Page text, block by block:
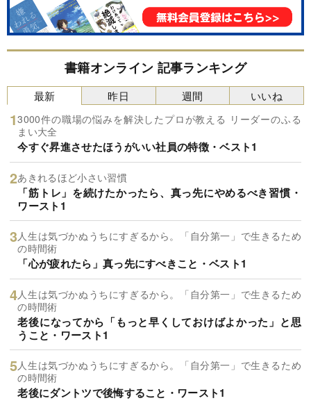
書籍オンライン 記事ランキング
最新
3000件の職場の悩みを解決したプロが教える リーダーのふる
まい大全
今すぐ昇進させたほうがいい社員の特徴・ベスト1
あきれるほど小さい習慣
「筋トレ」を続けたかったら、真っ先にやめるべき習慣・
ワースト1
人生は気づかぬうちにすぎるから。「自分第一」で生きるため
の時間術
「心が疲れたら」真っ先にすべきこと・ベスト1
人生は気づかぬうちにすぎるから。「自分第一」で生きるため
の時間術
老後になってから「もっと早くしておけばよかった」と思
うこと・ワースト1
人生は気づかぬうちにすぎるから。「自分第一」で生きるため
の時間術
老後にダントツで後悔すること・ワースト1
昨日 週間 いいね